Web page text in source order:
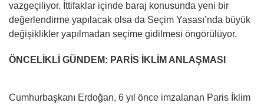
vazgeçiliyor. İttifaklar içinde baraj konusunda yeni bir
değerlendirme yapılacak olsa da Seçim Yasası’nda büyük
değişiklikler yapılmadan seçime gidilmesi öngörülüyor.
ÖNCELİKLİ GÜNDEM: PARİS İKLİM ANLAŞMASI
Cumhurbaşkanı Erdoğan, 6 yıl önce imzalanan Paris İklim